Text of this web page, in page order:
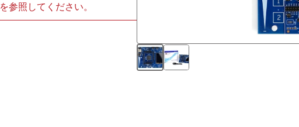
を参照してください。